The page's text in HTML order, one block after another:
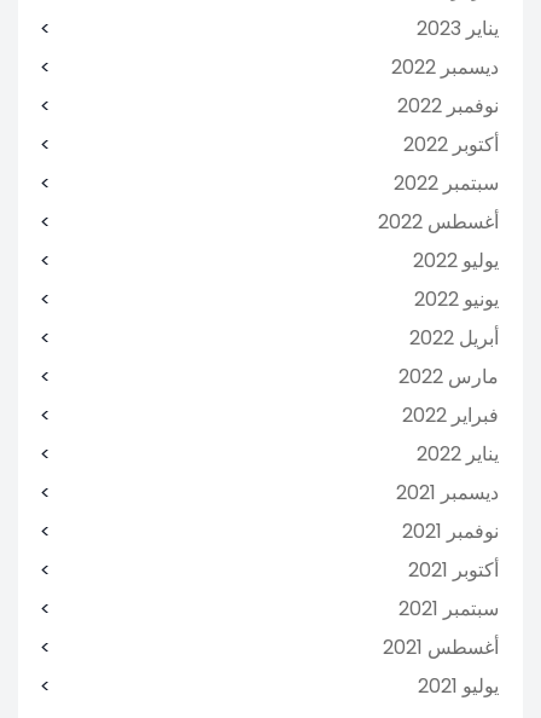
يناير 2023
ديسمبر 2022
نوفمبر 2022
أكتوبر 2022
سبتمبر 2022
أغسطس 2022
يوليو 2022
يونيو 2022
أبريل 2022
مارس 2022
فبراير 2022
يناير 2022
ديسمبر 2021
نوفمبر 2021
أكتوبر 2021
سبتمبر 2021
أغسطس 2021
يوليو 2021